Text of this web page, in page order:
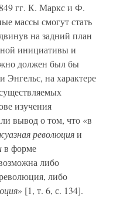
гг. К. Маркс и Ф.
массы смогут стать
на задний план
инициативы и
должен был бы
Энгельс, на характере
изучения
вывод о том, что «в
революцияи
в форме
либо
либо
» [1, т. 6, с. 134].